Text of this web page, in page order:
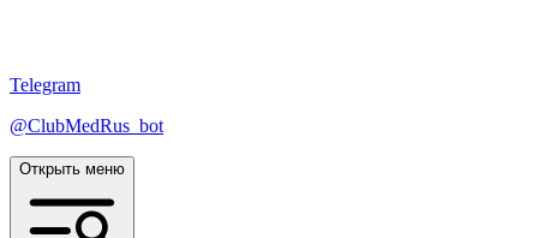
Telegram
@ClubMedRus_bot
Открыть меню